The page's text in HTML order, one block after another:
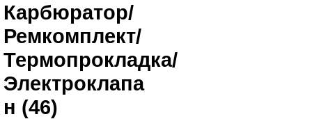
Карбюратор/
Ремкомплект/
Термопрокладка/
Электроклапа
н (46)